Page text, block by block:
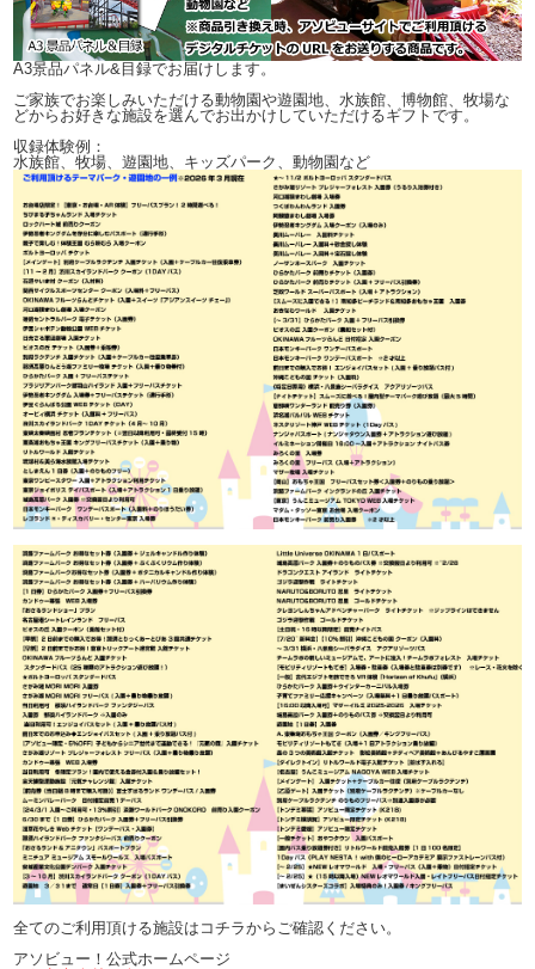
A3景品パネル&目録でお届けします。
ご家族でお楽しみいただける動物園や遊園地、水族館、博物館、牧場な
どからお好きな施設を選んでお出かけしていただけるギフトです。
収録体験例：
水族館、牧場、遊園地、キッズパーク、動物園など
全てのご利用頂ける施設はコチラからご確認ください。
アソビュー！公式ホームページ